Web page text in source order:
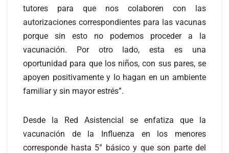
tutores para que nos colaboren con las
autorizaciones correspondientes para las vacunas
porque sin esto no podemos proceder a la
vacunación. Por otro lado, esta es una
oportunidad para que los niños, con sus pares, se
apoyen positivamente y lo hagan en un ambiente
familiar y sin mayor estrés”.
Desde la Red Asistencial se enfatiza que la
vacunación de la Influenza en los menores
corresponde hasta 5° básico y que son parte del